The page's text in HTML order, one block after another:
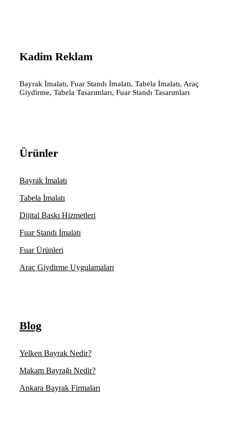
Kadim Reklam
Bayrak İmalatı, Fuar Standı İmalatı, Tabela İmalatı, Araç
Giydirme, Tabela Tasarımları, Fuar Standı Tasarımları
Ürünler
Bayrak İmalatı
Tabela İmalatı
Dijital Baskı Hizmetleri
Fuar Standı İmalatı
Fuar Ürünleri
Araç Giydirme Uygulamaları
Blog
Yelken Bayrak Nedir?
Makam Bayrağı Nedir?
Ankara Bayrak Firmaları